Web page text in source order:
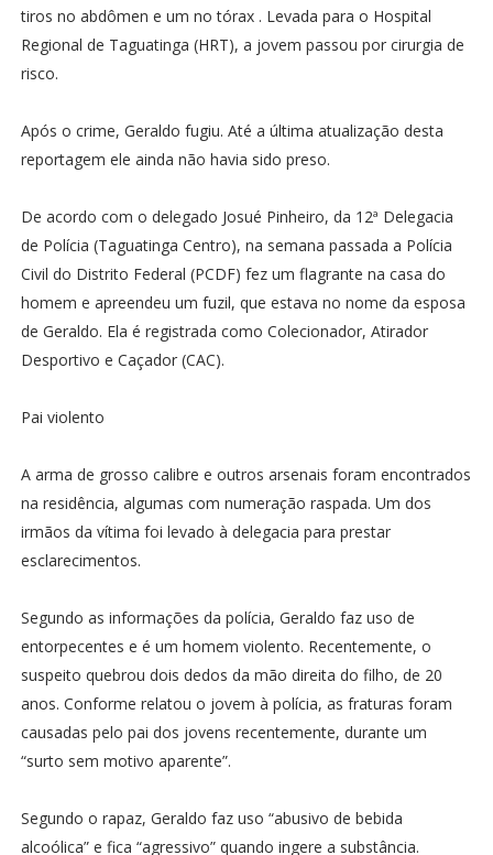
tiros no abdômen e um no tórax . Levada para o Hospital
Regional de Taguatinga (HRT), a jovem passou por cirurgia de
risco.
Após o crime, Geraldo fugiu. Até a última atualização desta
reportagem ele ainda não havia sido preso.
De acordo com o delegado Josué Pinheiro, da 12ª Delegacia
de Polícia (Taguatinga Centro), na semana passada a Polícia
Civil do Distrito Federal (PCDF) fez um flagrante na casa do
homem e apreendeu um fuzil, que estava no nome da esposa
de Geraldo. Ela é registrada como Colecionador, Atirador
Desportivo e Caçador (CAC).
Pai violento
A arma de grosso calibre e outros arsenais foram encontrados
na residência, algumas com numeração raspada. Um dos
irmãos da vítima foi levado à delegacia para prestar
esclarecimentos.
Segundo as informações da polícia, Geraldo faz uso de
entorpecentes e é um homem violento. Recentemente, o
suspeito quebrou dois dedos da mão direita do filho, de 20
anos. Conforme relatou o jovem à polícia, as fraturas foram
causadas pelo pai dos jovens recentemente, durante um
“surto sem motivo aparente”.
Segundo o rapaz, Geraldo faz uso “abusivo de bebida
alcoólica” e fica “agressivo” quando ingere a substância.